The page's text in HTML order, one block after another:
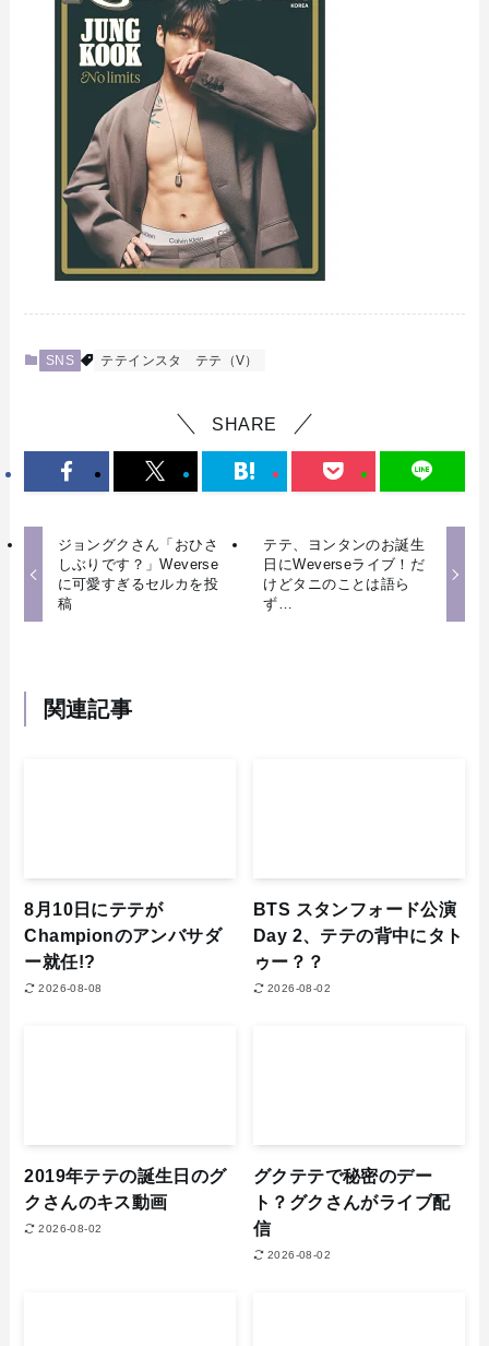
SNS テテインスタ テテ（V）
SHARE
ジョングクさん「おひさ
しぶりです？」Weverse
に可愛すぎるセルカを投
稿
テテ、ヨンタンのお誕生
日にWeverseライブ！だ
けどタニのことは語ら
ず…
関連記事
8月10日にテテが
Championのアンバサダ
ー就任!?
2026-08-08
BTS スタンフォード公演
Day 2、テテの背中にタト
ゥー？？
2026-08-02
2019年テテの誕生日のグ
クさんのキス動画
2026-08-02
グクテテで秘密のデー
ト？グクさんがライブ配
信
2026-08-02